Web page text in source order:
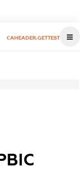
CAHEADER.GETTEST